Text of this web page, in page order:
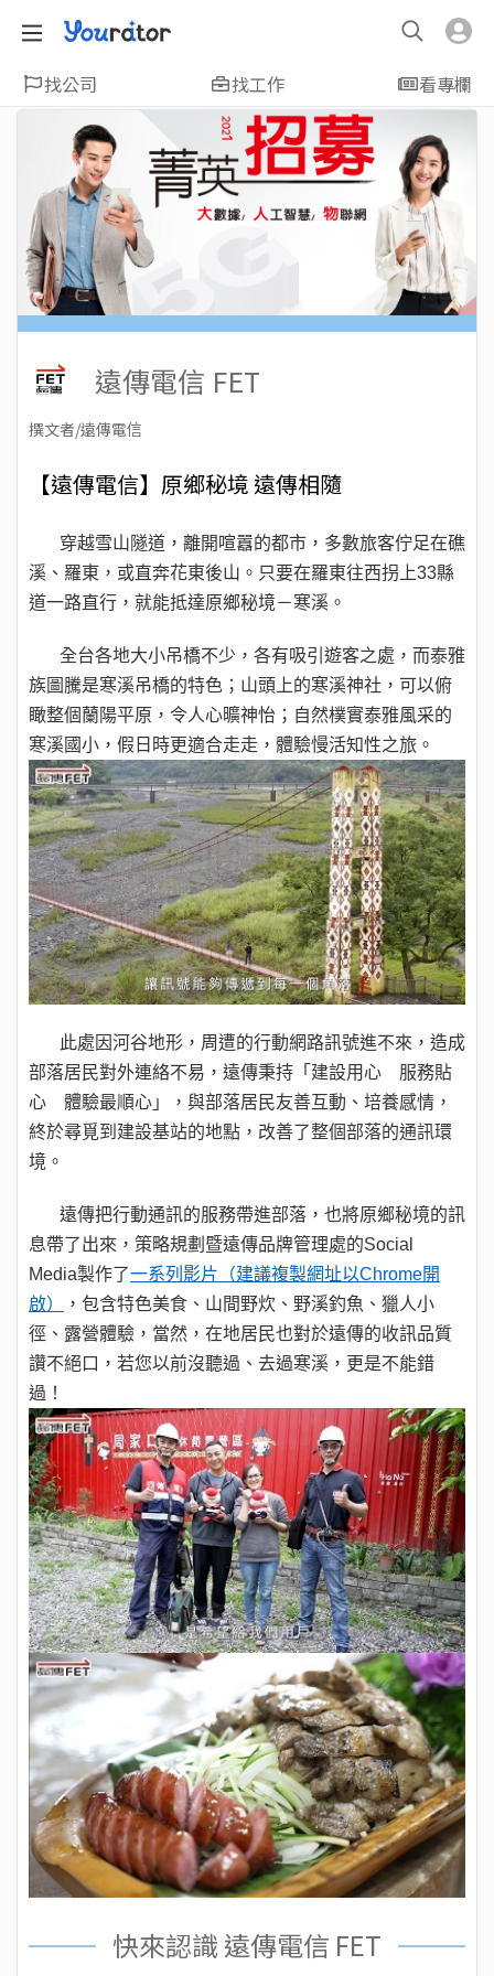
找公司 找工作 看專欄
遠傳電信 FET
撰文者/遠傳電信
【遠傳電信】原鄉秘境 遠傳相隨
穿越雪山隧道，離開喧囂的都市，多數旅客佇足在礁
溪、羅東，或直奔花東後山。只要在羅東往西拐上33縣
道一路直行，就能抵達原鄉秘境－寒溪。
全台各地大小吊橋不少，各有吸引遊客之處，而泰雅
族圖騰是寒溪吊橋的特色；山頭上的寒溪神社，可以俯
瞰整個蘭陽平原，令人心曠神怡；自然樸實泰雅風采的
寒溪國小，假日時更適合走走，體驗慢活知性之旅。
此處因河谷地形，周遭的行動網路訊號進不來， 造成
部落居民對外連絡不易，遠傳秉持「建設用心 服務貼
心 體驗最順心」，與部落居民友善互動、培養感情，
終於尋覓到建設基站的地點，改善了整個部落的通訊環
境。
遠傳把行動通訊的服務帶進部落，也將原鄉秘境的訊
息帶了出來，策略規劃暨遠傳品牌管理處的Social
Media製作了一系列影片（建議複製網址以Chrome開
啟）
，包含特色美食、山間野炊、野溪釣魚、獵人小
徑、露營體驗，當然，在地居民也對於遠傳的收訊品質
讚不絕口，若您以前沒聽過、去過寒溪，更是不能錯
過！
快來認識 遠傳電信 FET